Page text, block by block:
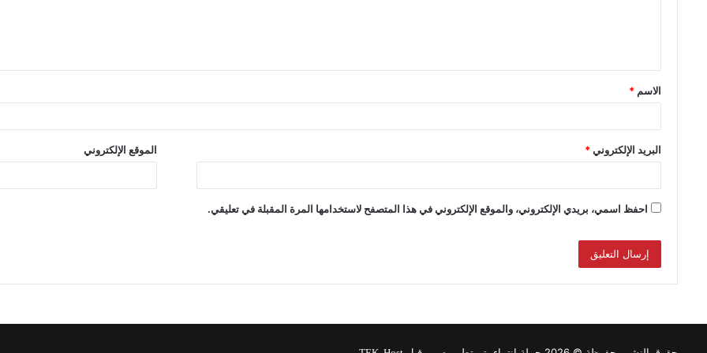
الاسم *
البريد الإلكتروني* الموقع الإلكتروني
احفظ اسمي، بريدي الإلكتروني، والموقع الإلكتروني في هذا المتصفح لاستخدامها المرة المقبلة في تعليقي.